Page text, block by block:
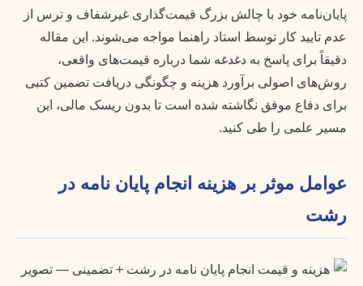
پایان‌نامه خود با چالش بزرگ قیمت‌گذاری غیرشفاف و ترس از
عدم تایید کار توسط استاد راهنما مواجه می‌شوند. این مقاله
دقیقاً برای پاسخ به دغدغه شما درباره قیمت‌های واقعی،
روش‌های اصولی برآورد هزینه و چگونگی دریافت تضمین کتبی
برای دفاع موفق نگاشته شده است تا بدون ریسک مالی، این
مسیر علمی را طی کنید.
عوامل موثر بر هزینه انجام پایان نامه در
رشت